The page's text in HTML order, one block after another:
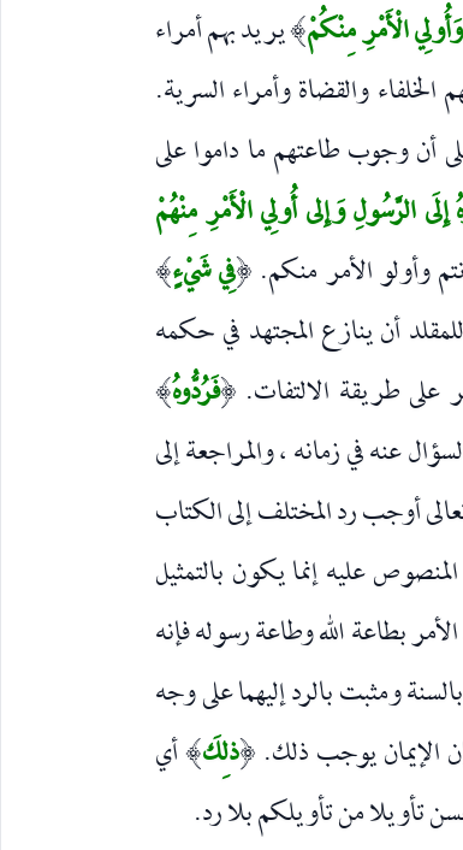
الْأَمْرِ مِنْكُمْ)يريد بهم أمراء
والقضاة وأمراء السرية.
أن وجوب طاعتهم ما داموا على
الرَّسُولِ وَإِلى أُولِي الْأَمْرِ مِنْهُمْ
وأولو الأمر منكم. (فِي شَيْءٍ)
أن ينازع المجتهد في حكمه
على طريقة الالتفات. (فَرُدُّوهُ)
عنه في زمانه ، والمراجعة إلى
أوجب رد المختلف إلى الكتاب
عليه إنما يكون بالتمثيل
بطاعة الله وطاعة رسوله فإنه
ومثبت بالرد إليهما على وجه
الإيمان يوجب ذلك. (ذلِكَ) أي
تأويلا من تأويلكم بلا رد.